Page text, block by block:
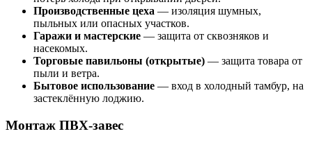
Производственные цеха — изоляция шумных,
пыльных или опасных участков.
Гаражи и мастерские — защита от сквозняков и
насекомых.
Торговые павильоны (открытые) — защита товара от
пыли и ветра.
Бытовое использование — вход в холодный тамбур, на
застеклённую лоджию.
Монтаж ПВХ-завес